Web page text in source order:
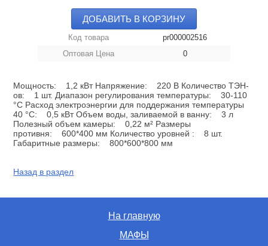
ДОБАВИТЬ В КОРЗИНУ
Код товара
pr000002516
Оптовая Цена
0
Мощность: 1,2 кВт Напряжение: 220 В Количество ТЭН-
ов: 1 шт. Диапазон регулирования температуры: 30-110
°С Расход электроэнергии для поддержания температуры
40 °С: 0,5 кВт Объем воды, заливаемой в ванну: 3 л
Полезный объем камеры: 0,22 м² Размеры
противня: 600*400 мм Количество уровней : 8 шт.
Габаритные размеры: 800*600*800 мм
Назад в раздел
На главную
МАФЫ